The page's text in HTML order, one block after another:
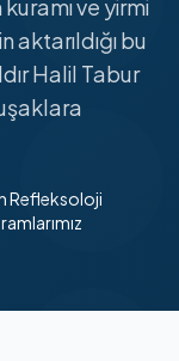
ve yirmi
aktarıldığı bu
Halil Tabur
Refleksoloji